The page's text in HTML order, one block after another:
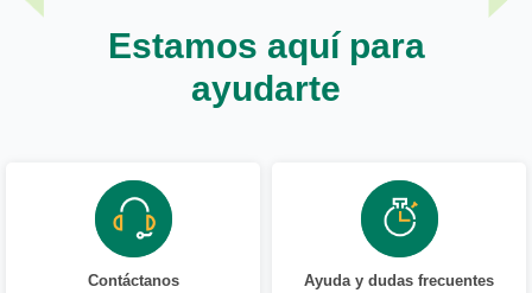
Estamos aquí para
ayudarte
Contáctanos Ayuda y dudas frecuentes